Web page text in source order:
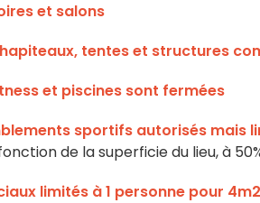
et salons
tentes et structures
et piscines sont fermées
sportifs autorisés mais
de la superficie du lieu, à
limités à 1 personne pour 4m2